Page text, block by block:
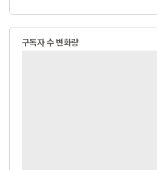
구독자 수 변화량